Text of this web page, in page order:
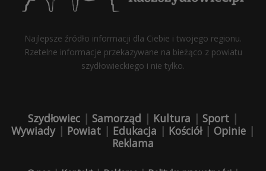
Najlepsze źródło informacji dla Ciebie i twojego regionu.
Rzetelne informacje przekazywane na bieżąco z powiatu
szydłowieckiego i nie tylko.
Szydłowiec | Samorząd | Kultura | Sport |
Wywiady| Powiat | Edukacja | Kościół| Opinie |
Reklama